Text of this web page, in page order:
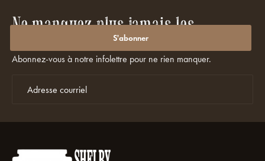
Ne manquez plus jamais les
promotions ou les réductions ?
Abonnez-vous à notre infolettre pour ne rien manquer.
S'abonner